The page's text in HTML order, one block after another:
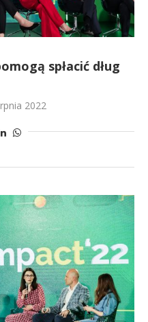
spłacić dług
2022